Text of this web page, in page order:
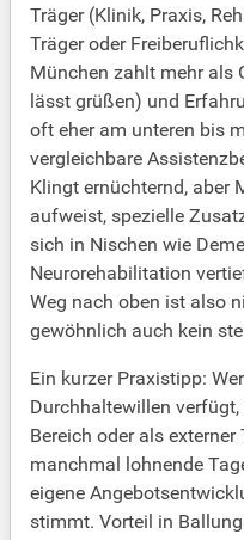
Träger (Klinik, Praxis,
Träger oder
München zahlt mehr als
lässt grüßen) und
oft eher am unteren bis
vergleichbare
Klingt ernüchternd, aber
aufweist, spezielle
sich in Nischen wie
Neurorehabilitation
Weg nach oben ist also
gewöhnlich auch kein
Ein kurzer Praxistipp:
Durchhaltewillen
Bereich oder als
manchmal lohnende
eigene
stimmt. Vorteil in